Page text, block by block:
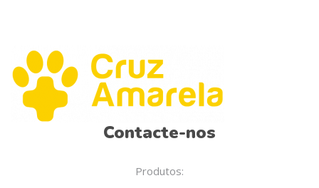
Contacte-nos
Produtos: